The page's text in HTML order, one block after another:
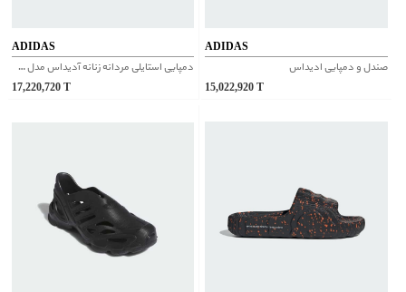
ADIDAS
دمپایی استایلی مردانه زنانه آدیداس مدل ADILETTE 22 کد IF3660
17,220,720
ADIDAS
صندل و دمپایی ادیداس
15,022,920